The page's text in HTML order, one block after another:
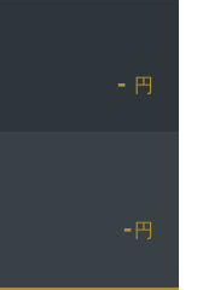
- 円
- 円